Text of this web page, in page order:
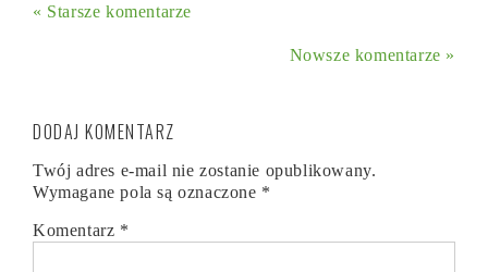
« Starsze komentarze
Nowsze komentarze »
DODAJ KOMENTARZ
Twój adres e-mail nie zostanie opublikowany.
Wymagane pola są oznaczone *
Komentarz *